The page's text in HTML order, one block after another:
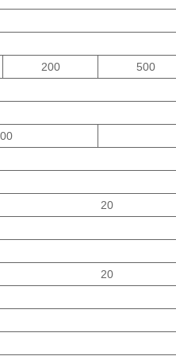
200 500
20
20